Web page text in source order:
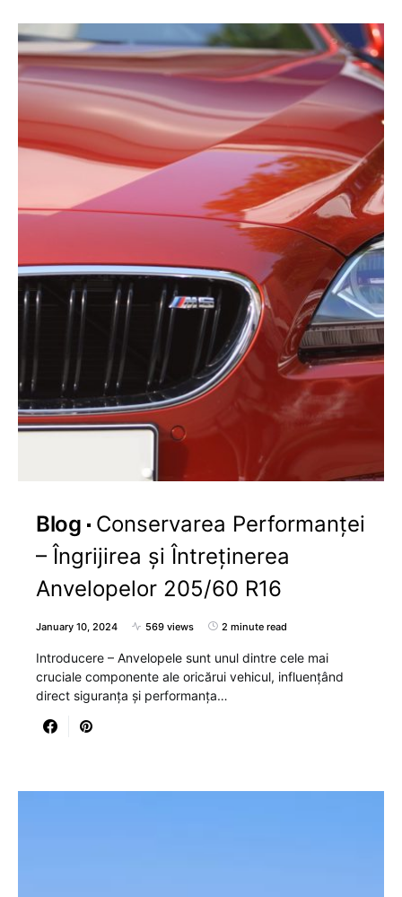
Blog
Conservarea Performanței
– Îngrijirea și Întreținerea
Anvelopelor 205/60 R16
January 10, 2024 569 views 2 minute read
Introducere – Anvelopele sunt unul dintre cele mai
cruciale componente ale oricărui vehicul, influențând
direct siguranța și performanța…